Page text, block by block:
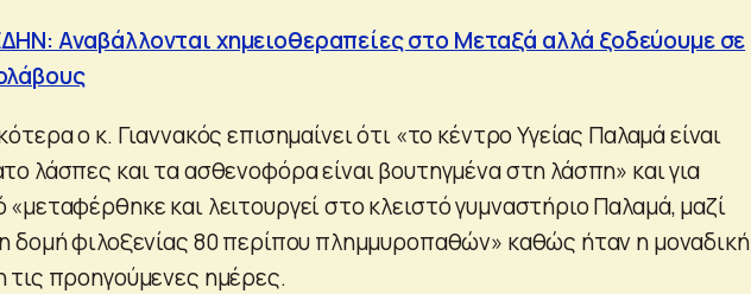
Αναβάλλονται χημειοθεραπείες στο Μεταξά αλλά ξοδεύουμε σε
ο κ. Γιαννακός επισημαίνει ότι «το κέντρο Υγείας Παλαμά είναι
λάσπες και τα ασθενοφόρα είναι βουτηγμένα στη λάσπη» και για
«μεταφέρθηκε και λειτουργεί στο κλειστό γυμναστήριο Παλαμά, μαζί
δομή φιλοξενίας 80 περίπου πλημμυροπαθών» καθώς ήταν η μοναδική
τις προηγούμενες ημέρες.